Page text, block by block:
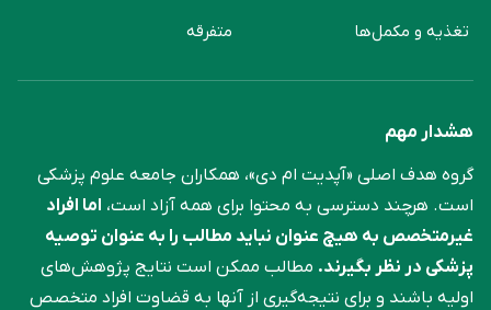
تغذیه و مکمل‌ها
متفرقه
هشدار مهم
گروه هدف اصلی «آپدیت ام دی»، همکاران جامعه علوم ‌پزشکی
است. هرچند دسترسی به محتوا برای همه آزاد است، اما افراد
غیرمتخصص به هیچ عنوان نباید مطالب را به عنوان توصیه
پزشکی در نظر بگیرند. مطالب ممکن است نتایج پژوهش‌های
اولیه باشند و برای نتیجه‌گیری از آنها به قضاوت افراد متخصص